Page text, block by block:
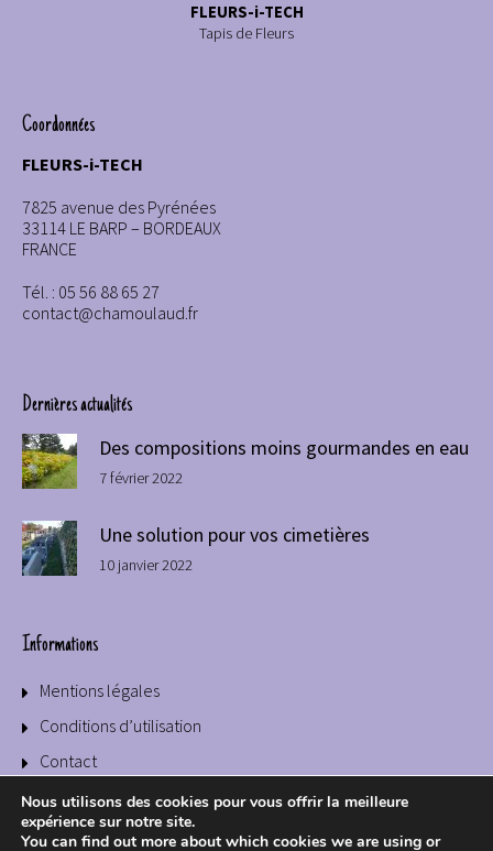
FLEURS-i-TECH
Tapis de Fleurs
Coordonnées
FLEURS-i-TECH
7825 avenue des Pyrénées
33114 LE BARP – BORDEAUX
FRANCE
Tél. : 05 56 88 65 27
contact@chamoulaud.fr
Dernières actualités
Des compositions moins gourmandes en eau
7 février 2022
Une solution pour vos cimetières
10 janvier 2022
Informations
Mentions légales
Conditions d’utilisation
Contact
Nous utilisons des cookies pour vous offrir la meilleure
expérience sur notre site.
You can find out more about which cookies we are using or